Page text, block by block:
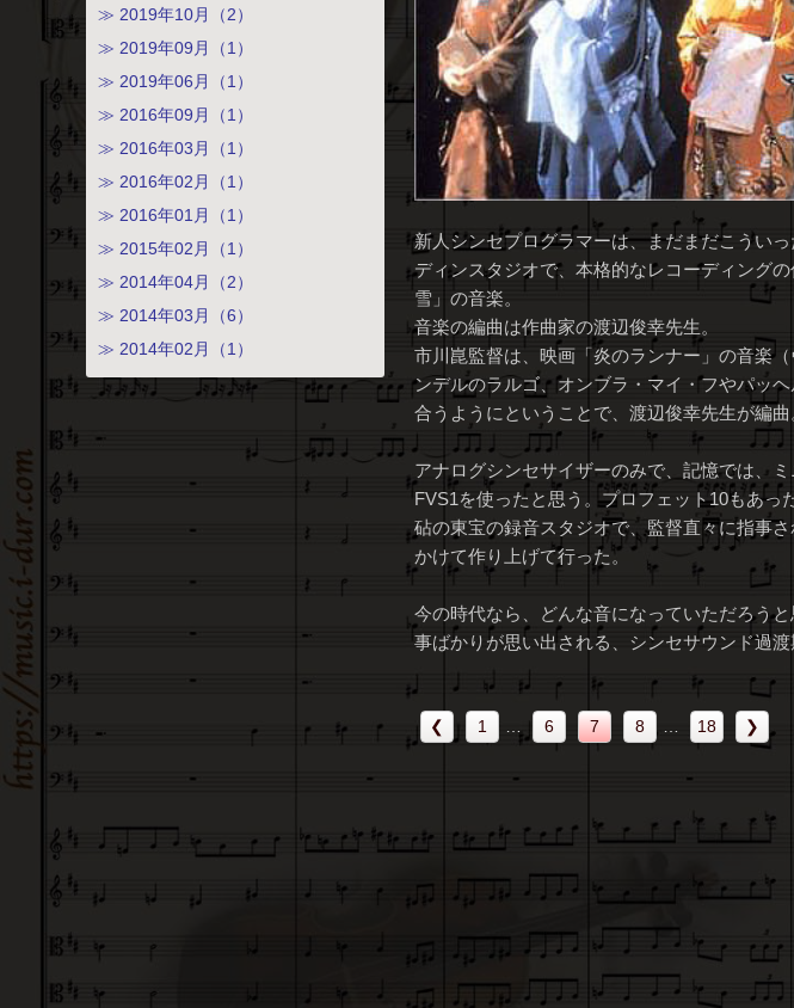
≫ 2019年10月（2）
≫ 2019年09月（1）
≫ 2019年06月（1）
≫ 2016年09月（1）
≫ 2016年03月（1）
≫ 2016年02月（1）
≫ 2016年01月（1）
≫ 2015年02月（1）
≫ 2014年04月（2）
≫ 2014年03月（6）
≫ 2014年02月（1）
新人シンセプログラマーは、まだまだこうい
ディンスタジオで、本格的なレコーディング
雪」の音楽。
音楽の編曲は作曲家の渡辺俊幸先生。
市川崑監督は、映画「炎のランナー」の音楽
ンデルのラルゴ、オンブラ・マイ・フやパッ
合うようにということで、渡辺俊幸先生が編曲
アナログシンセサイザーのみで、記憶では、
FVS1を使ったと思う。プロフェット10もあっ
砧の東宝の録音スタジオで、監督直々に指事
かけて作り上げて行った。
今の時代なら、どんな音になっていただろう
事ばかりが思い出される、シンセサウンド過渡
❮ 1 6 7 8 18 ❯